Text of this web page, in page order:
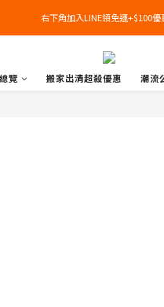
右下角加入LINE領免運+$100優
右下角加入LINE領免運+$100優
購商品可提供部分訂金後尾款貨到付款(
覽 搬家出清超殺優惠 潮流